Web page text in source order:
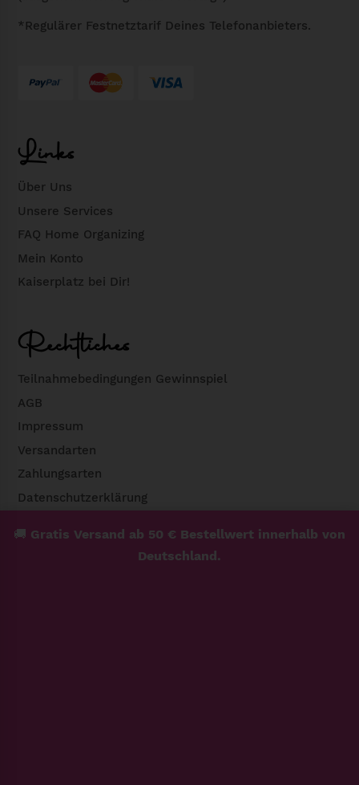
*Regulärer Festnetztarif Deines Telefonanbieters.
Links
Über Uns
Unsere Services
FAQ Home Organizing
Mein Konto
Kaiserplatz bei Dir!
Rechtliches
Teilnahmebedingungen Gewinnspiel
AGB
Impressum
Versandarten
Zahlungsarten
Datenschutzerklärung
🚚 Gratis Versand ab 50 € Bestellwert innerhalb von
Deutschland.